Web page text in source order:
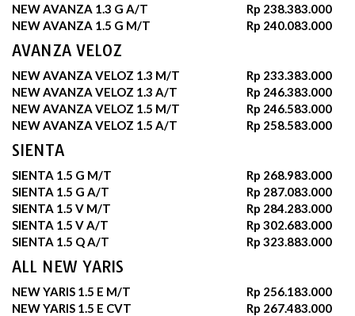
NEW AVANZA 1.3 G A/T
Rp 238.383.000
NEW AVANZA 1.5 G M/T
Rp 240.083.000
AVANZA VELOZ
NEW AVANZA VELOZ 1.3 M/T
Rp 233.383.000
NEW AVANZA VELOZ 1.3 A/T
Rp 246.383.000
NEW AVANZA VELOZ 1.5 M/T
Rp 246.583.000
NEW AVANZA VELOZ 1.5 A/T
Rp 258.583.000
SIENTA
SIENTA 1.5 G M/T
Rp 268.983.000
SIENTA 1.5 G A/T
Rp 287.083.000
SIENTA 1.5 V M/T
Rp 284.283.000
SIENTA 1.5 V A/T
Rp 302.683.000
SIENTA 1.5 Q A/T
Rp 323.883.000
ALL NEW YARIS
NEW YARIS 1.5 E M/T
Rp 256.183.000
NEW YARIS 1.5 E CVT
Rp 267.483.000